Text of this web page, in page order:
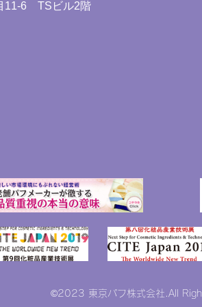
11-6 TSビル2階
©2023 東京パフ株式会社.All